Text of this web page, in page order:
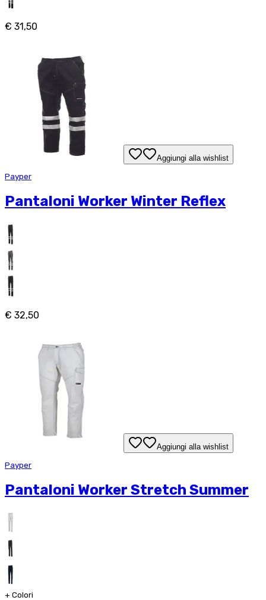
€ 31,50
Aggiungi alla wishlist
Payper
Pantaloni Worker Winter Reflex
€ 32,50
Aggiungi alla wishlist
Payper
Pantaloni Worker Stretch Summer
+ Colori